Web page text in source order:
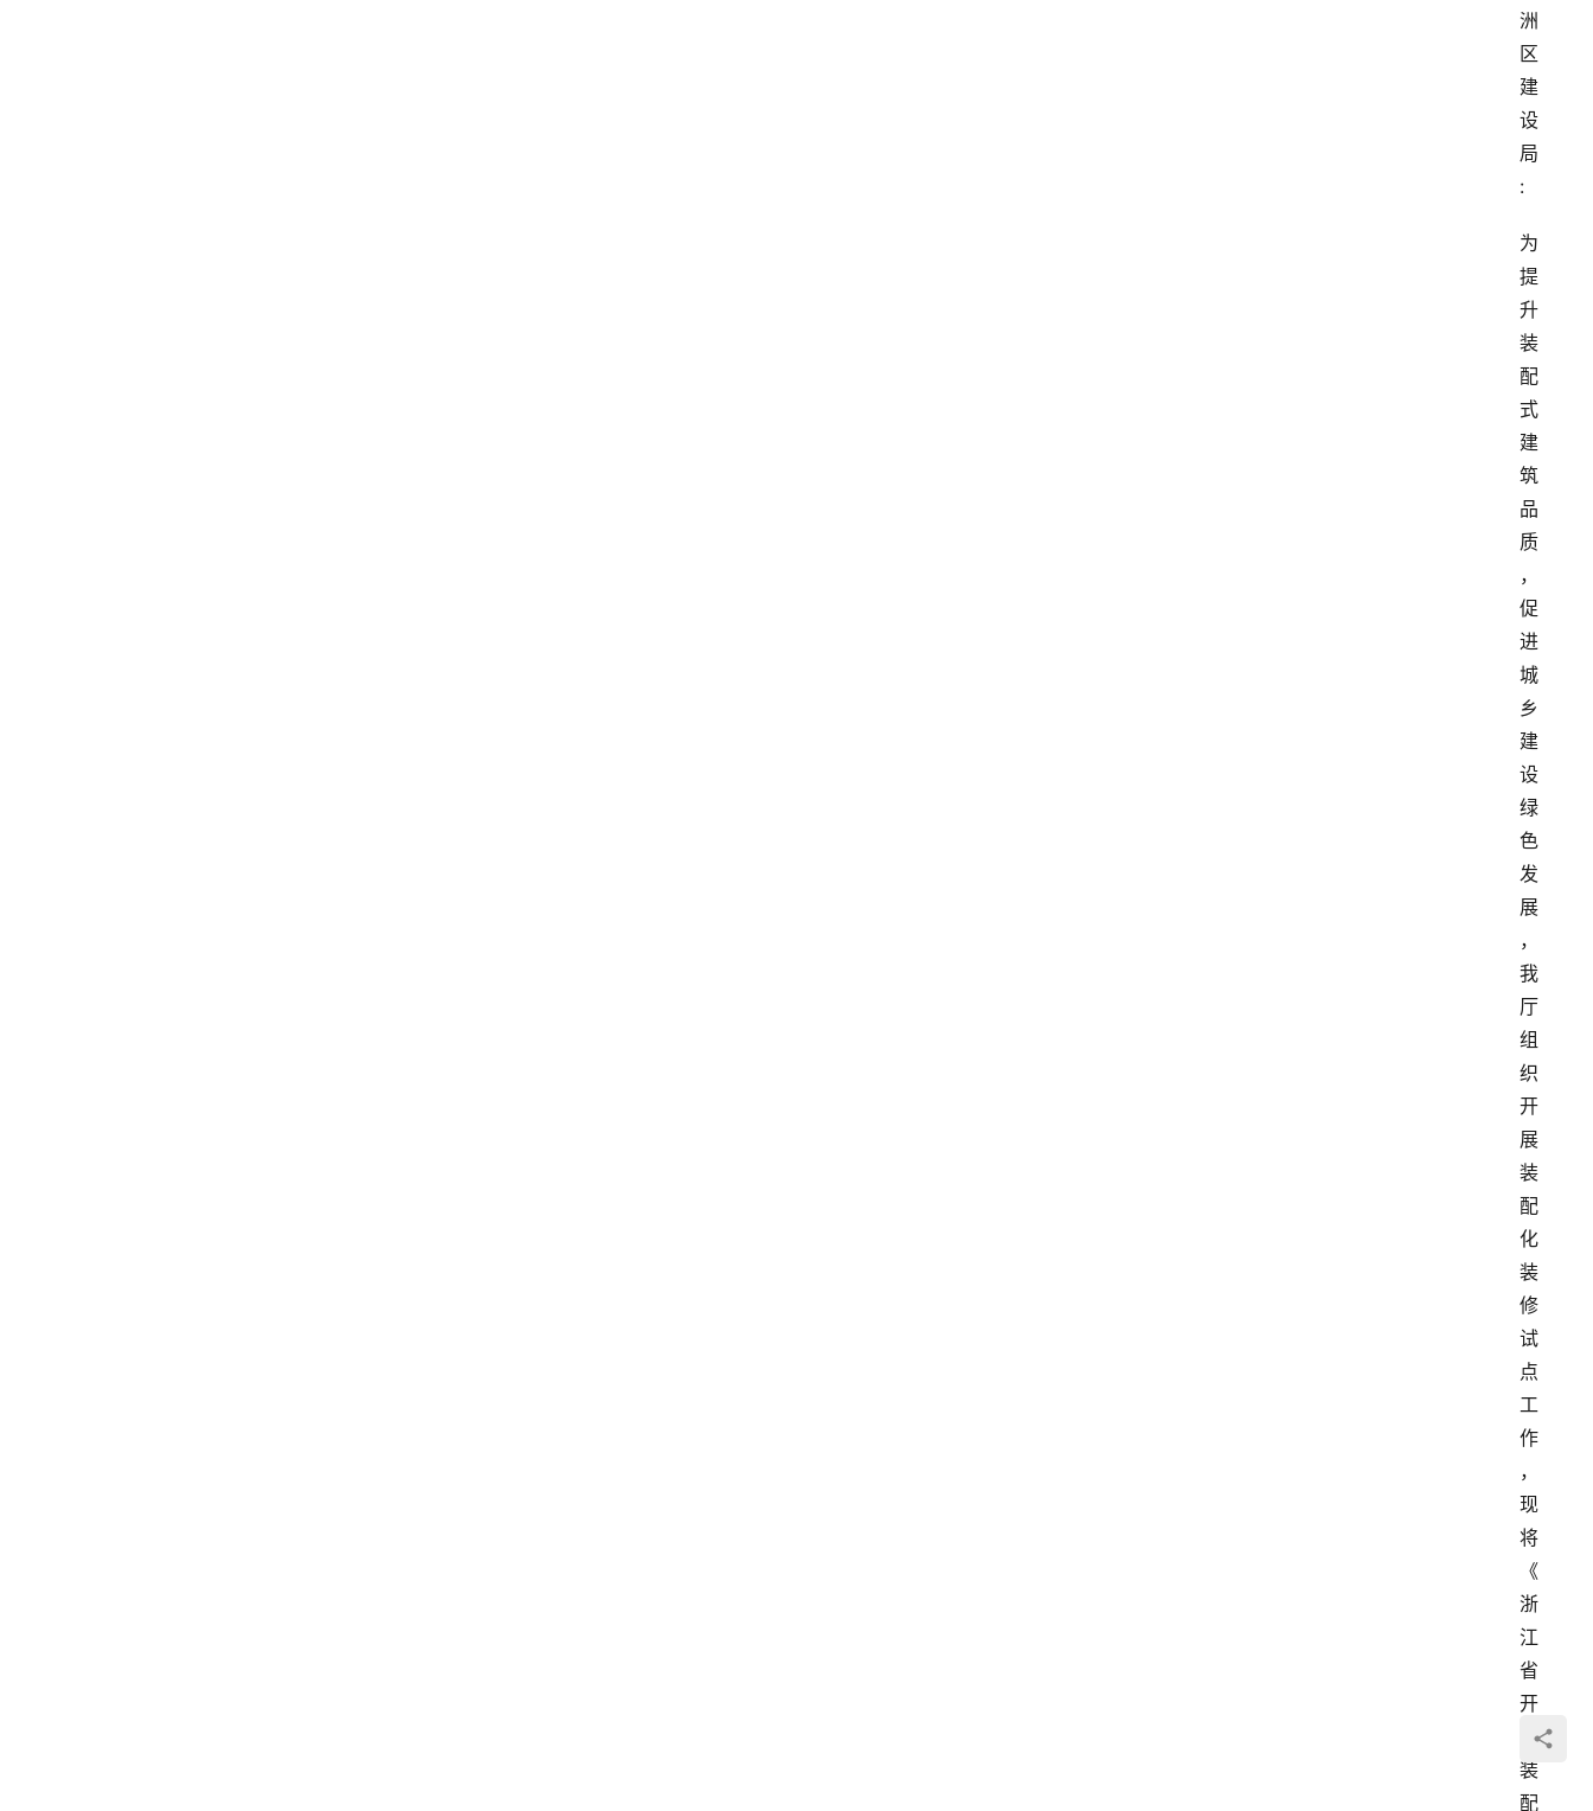
洲
区
建
设
局
:
为
提
升
装
配
式
建
筑
品
质
，
促
进
城
乡
建
设
绿
色
发
展
，
我
厅
组
织
开
展
装
配
化
装
修
试
点
工
作
，
现
将
《
浙
江
省
开
展
装
配